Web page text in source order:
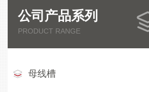
公司产品系列
PRODUCT RANGE
母线槽